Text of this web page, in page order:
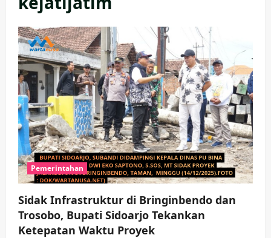
Pemerintahan
Sidak Infrastruktur di Bringinbendo dan
Trosobo, Bupati Sidoarjo Tekankan
Ketepatan Waktu Proyek